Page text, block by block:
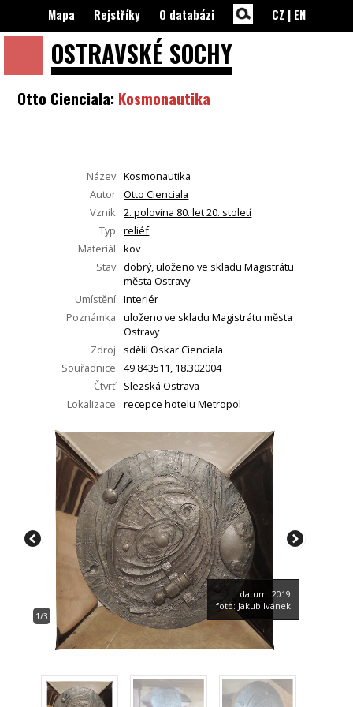
OSTRAVSKÉ SOCHY
Mapa Rejstříky O databázi CZ | EN
Otto Cienciala: Kosmonautika
Název Kosmonautika
Autor Otto Cienciala
Vznik 2. polovina 80. let 20. století
Typ
reliéf
Materiál
kov
Stav dobrý, uloženo ve skladu Magistrátu
města Ostravy
Umístění Interiér
Poznámka
uloženo ve skladu Magistrátu města
Ostravy
Zdroj
sdělil Oskar Cienciala
Souřadnice
49.843511, 18.302004
Čtvrť Slezská Ostrava
Lokalizace
recepce hotelu Metropol
1/3
datum: 2019
foto: Jakub Ivánek